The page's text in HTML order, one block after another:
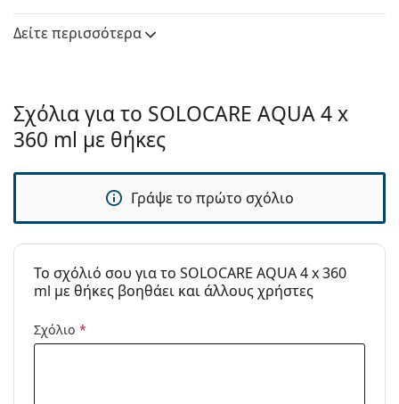
Κατασκευαστής: Menicon
Χρήση
φακούς:
Για μαλακούς
φακούς:
Ναι
Όχι
Ημ. Λήξης:
Τουλάχιστον 26 μήνες
μετά το
άνοιγμα:
Αξεσουάρ
Δείτε περισσότερα
Σχόλια για το SOLOCARE AQUA 4 x
360 ml με θήκες
Γράψε το πρώτο σχόλιο
To σχόλιό σου για το SOLOCARE AQUA 4 x 360
ml με θήκες βοηθάει και άλλους χρήστες
Σχόλιο *